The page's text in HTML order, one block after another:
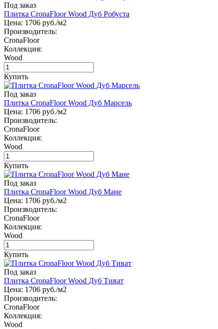
Под заказ
Плитка CronaFloor Wood Дуб Робуста
Цена: 1706 руб./м2
Производитель:
CronaFloor
Коллекция:
Wood
Купить
Под заказ
Плитка CronaFloor Wood Дуб Марсель
Цена: 1706 руб./м2
Производитель:
CronaFloor
Коллекция:
Wood
Купить
Под заказ
Плитка CronaFloor Wood Дуб Мане
Цена: 1706 руб./м2
Производитель:
CronaFloor
Коллекция:
Wood
Купить
Под заказ
Плитка CronaFloor Wood Дуб Тиват
Цена: 1706 руб./м2
Производитель:
CronaFloor
Коллекция:
Wood